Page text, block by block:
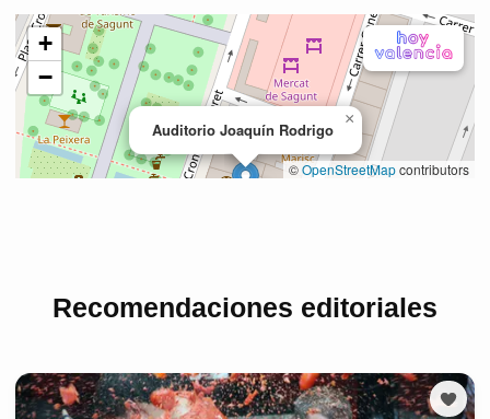
Recomendaciones editoriales